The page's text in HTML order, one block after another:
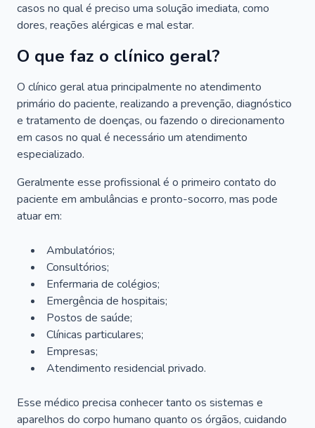
casos no qual é preciso uma solução imediata, como
dores, reações alérgicas e mal estar.
O que faz o clínico geral?
O clínico geral atua principalmente no atendimento
primário do paciente, realizando a prevenção, diagnóstico
e tratamento de doenças, ou fazendo o direcionamento
em casos no qual é necessário um atendimento
especializado.
Geralmente esse profissional é o primeiro contato do
paciente em ambulâncias e pronto-socorro, mas pode
atuar em:
Ambulatórios;
Consultórios;
Enfermaria de colégios;
Emergência de hospitais;
Postos de saúde;
Clínicas particulares;
Empresas;
Atendimento residencial privado.
Esse médico precisa conhecer tanto os sistemas e
aparelhos do corpo humano quanto os órgãos, cuidando